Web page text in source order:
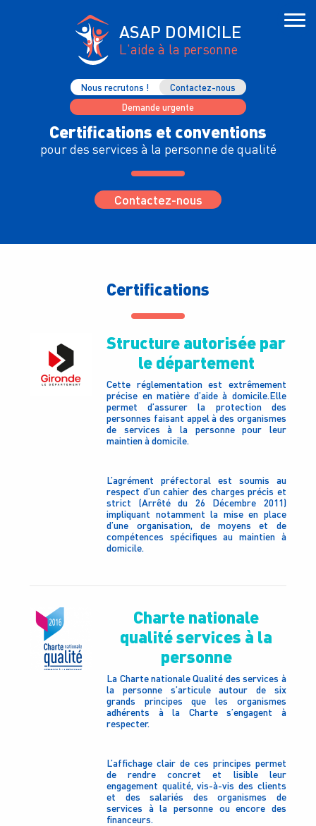
ASAP DOMICILE
L'aide à la personne
Nous recrutons !
Contactez-nous
Demande urgente
Certifications et conventions
pour des services à la personne de qualité
Contactez-nous
Certifications
Structure autorisée par
le département
Cette réglementation est extrêmement
précise en matière d’aide à domicile.Elle
permet d’assurer la protection des
personnes faisant appel à des organismes
de services à la personne pour leur
maintien à domicile.
L’agrément préfectoral est soumis au
respect d’un cahier des charges précis et
strict (Arrêté du 26 Décembre 2011)
impliquant notamment la mise en place
d’une organisation, de moyens et de
compétences spécifiques au maintien à
domicile.
Charte nationale
qualité services à la
personne
La Charte nationale Qualité des services à
la personne s’articule autour de six
grands principes que les organismes
adhérents à la Charte s’engagent à
respecter.
L’affichage clair de ces principes permet
de rendre concret et lisible leur
engagement qualité, vis-à-vis des clients
et des salariés des organismes de
services à la personne ou encore des
financeurs.